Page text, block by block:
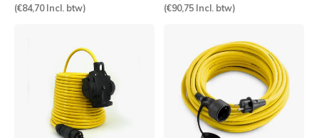
(€84,70Incl. btw)
(€90,75 Incl. btw)